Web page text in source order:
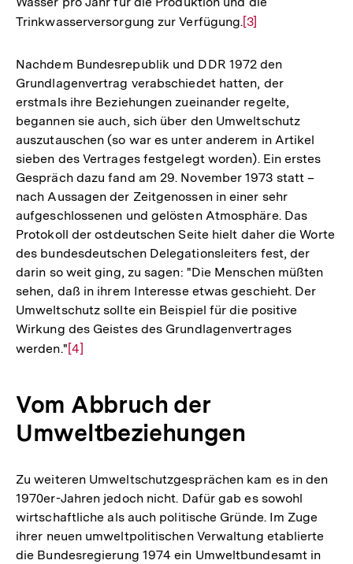
Trinkwasserversorgung zur Verfügung.Zur
der
Fußnote
[3]
Nachdem Bundesrepublik und DDR 1972 den
Grundlagenvertrag verabschiedet hatten, der
erstmals ihre Beziehungen zueinander regelte,
begannen sie auch, sich über den Umweltschutz
auszutauschen (so war es unter anderem in Artikel
sieben des Vertrages festgelegt worden). Ein erstes
Gespräch dazu fand am 29. November 1973 statt –
nach Aussagen der Zeitgenossen in einer sehr
aufgeschlossenen und gelösten Atmosphäre. Das
Protokoll der ostdeutschen Seite hielt daher die Worte
des bundesdeutschen Delegationsleiters fest, der
darin so weit ging, zu sagen: "Die Menschen müßten
sehen, daß in ihrem Interesse etwas geschieht. Der
Umweltschutz sollte ein Beispiel für die positive
Wirkung des Geistes des Grundlagenvertrages
werden." Zur
Fußnote
[4]
Vom Abbruch der
Umweltbeziehungen
Zu weiteren Umweltschutzgesprächen kam es in den
1970er-Jahren jedoch nicht. Dafür gab es sowohl
wirtschaftliche als auch politische Gründe. Im Zuge
ihrer neuen umweltpolitischen Verwaltung etablierte
die Bundesregierung 1974 ein Umweltbundesamt in